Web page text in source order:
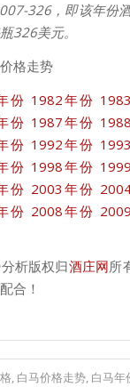
326，即该年份
326美元。
格走势
份 1982年份
份 1987年份
份 1992年份
份 1998年份
份 2003年份
份 2008年份
析版权归酒庄网所
合！
, 白马价格走势, 白马年